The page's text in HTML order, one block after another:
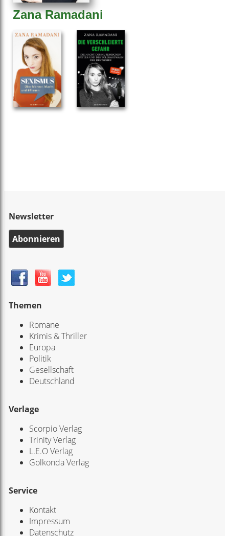
Zana Ramadani
Newsletter
Abonnieren
Themen
Romane
Krimis & Thriller
Europa
Politik
Gesellschaft
Deutschland
Verlage
Scorpio Verlag
Trinity Verlag
L.E.O Verlag
Golkonda Verlag
Service
Kontakt
Impressum
Datenschutz